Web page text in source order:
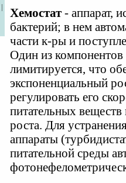
|
Хемостат - аппарат,
бактерий; в нем
части к-ры и
Один из компонентов
лимитируется, что
экспоненциальный
регулировать его
питательных
роста. Для
аппараты
питательной среды